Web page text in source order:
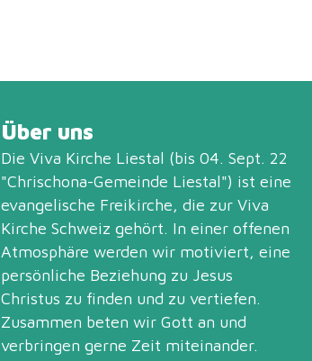
Über uns
Die Viva Kirche Liestal (bis 04. Sept. 22
"Chrischona-Gemeinde Liestal") ist eine
evangelische Freikirche, die zur Viva
Kirche Schweiz gehört. In einer offenen
Atmosphäre werden wir motiviert, eine
persönliche Beziehung zu Jesus
Christus zu finden und zu vertiefen.
Zusammen beten wir Gott an und
verbringen gerne Zeit miteinander.